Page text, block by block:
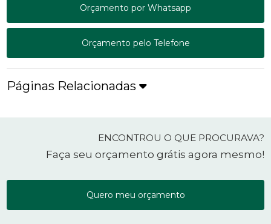
Orçamento por Whatsapp
Orçamento pelo Telefone
Páginas Relacionadas
ENCONTROU O QUE PROCURAVA?
Faça seu orçamento grátis agora mesmo!
Quero meu orçamento